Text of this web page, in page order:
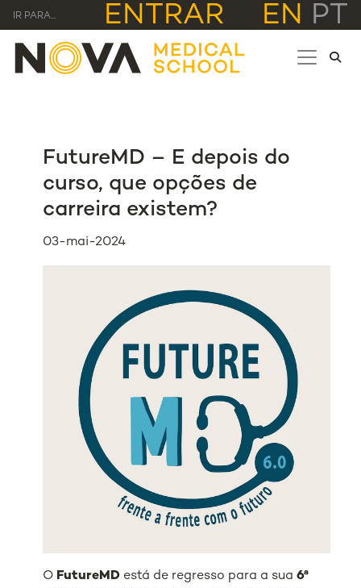
IR PARA... ENTRAR EN PT
FutureMD – E depois do
curso, que opções de
carreira existem?
03-mai-2024
O FutureMD está de regresso para a sua6ª